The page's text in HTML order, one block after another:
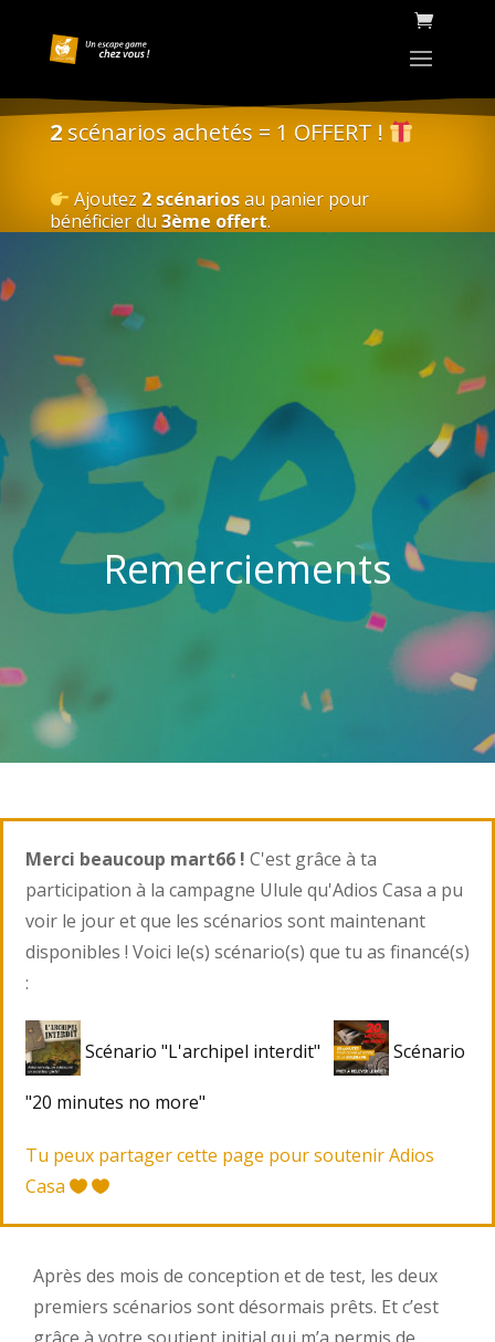
2scénarios achetés = 1 OFFERT !
Ajoutez 2 scénariosau panier pour
bénéficier du 3ème offert.
Remerciements
Merci beaucoup mart66 ! C'est grâce à ta
participation à la campagne Ulule qu'Adios Casa a pu
voir le jour et que les scénarios sont maintenant
disponibles ! Voici le(s) scénario(s) que tu as financé(s)
:
Scénario "L'archipel interdit" Scénario
"20 minutes no more"
Tu peux partager cette page pour soutenir Adios
Casa
Après des mois de conception et de test, les deux
premiers scénarios sont désormais prêts. Et c’est